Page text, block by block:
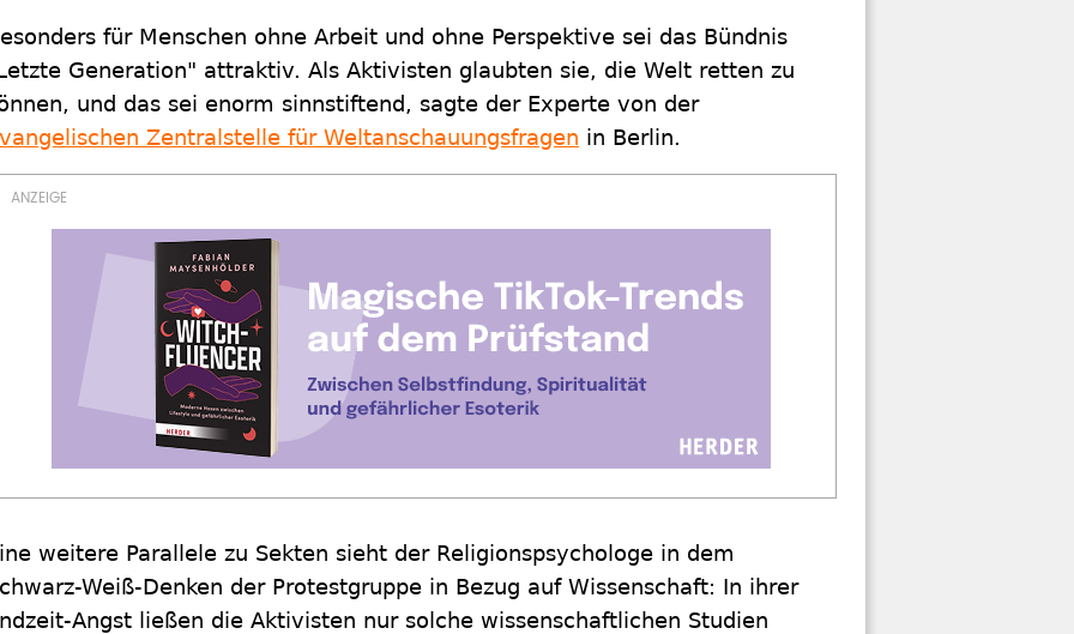
für Menschen ohne Arbeit und ohne Perspektive sei das Bündnis
Generation" attraktiv. Als Aktivisten glaubten sie, die Welt retten zu
und das sei enorm sinnstiftend, sagte der Experte von der
Zentralstelle für Weltanschauungsfragen in Berlin.
weitere Parallele zu Sekten sieht der Religionspsychologe in dem
Weiß-Denken der Protestgruppe in Bezug auf Wissenschaft: In ihrer
Angst ließen die Aktivisten nur solche wissenschaftlichen Studien